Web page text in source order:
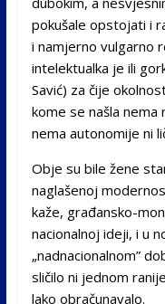
pokušale opstojati i
i namjerno vulgarno
intelektualka je ili
Savić) za čije
kome se našla nema
nema autonomije ni
Obje su bile žene
naglašenoj
kaže, građansko-
nacionalnoj ideji, i u
„nadnacionalnom”
sličilo ni jednom
lako obračunavalo.